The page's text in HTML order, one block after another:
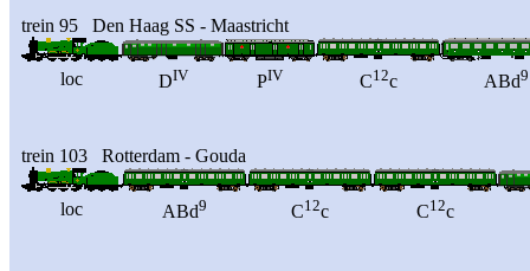
trein 95 Den Haag SS - Maastricht
loc DIV PIV C12c ABd9
trein 103 Rotterdam - Gouda
loc ABd9 C12c C12c